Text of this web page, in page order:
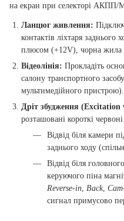
на екран при селекторі АКПП/
Ланцюг живлення:
контактів ліхтаря заднього
плюсом (+12V), чорна
Відеолінія: Прокладіть
салону транспортного
мультимедійного пристрою).
Дріт збудження (Excitation
розташовані короткі червоні
Відвід біля камери
заднього ходу
Відвід біля
керуючого піна
Reverse-in Back,
сигнал примусово